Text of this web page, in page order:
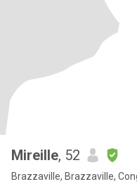
Mireille, 52
Brazzaville, Brazzaville,